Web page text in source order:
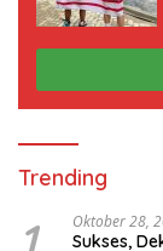
Trending
Oktober 28,
Sukses,